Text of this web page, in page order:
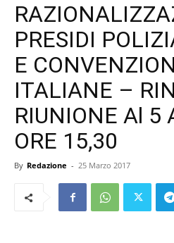
PRESIDI
E
ITALIANE –
RIUNIONE Al 5
ORE 15,30
By Redazione - 25 Marzo 2017